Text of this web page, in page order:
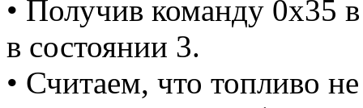
• Получив команду 0x35
в состоянии 3.
• Считаем, что топливо